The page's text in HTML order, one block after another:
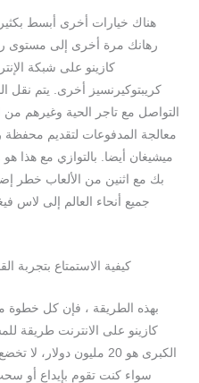
هناك خيارات أخرى أبسط
رهانك مرة أخرى إلى مستوى
كازينو على شبكة
كريبتوكيرنسيز أخرى. يتم نقل
التواصل مع تاجر الحية وغيرهم
معالجة المدفوعات لتقديم محفظة
ميشيغان أيضا. بالتوازي مع هذا
بك مع اثنين من الألعاب خطر
جميع أنحاء العالم إلى لاس
كيفية الاستمتاع بتجربة
بهذه الطريقة ، فإن كل
كازينو على الانترنت طريقة
الكبرى هو 20 مليون
سواء كنت تقوم بإيداع أو